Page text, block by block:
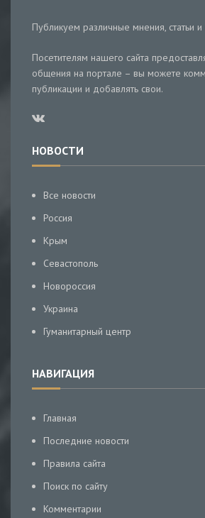
Публикуем различные мнения, статьи
Посетителям нашего сайта
общения на портале – вы можете
публикации и добавлять свои.
НОВОСТИ
Все новости
Россия
Крым
Севастополь
Новороссия
Украина
Гуманитарный центр
НАВИГАЦИЯ
Главная
Последние новости
Правила сайта
Поиск по сайту
Комментарии